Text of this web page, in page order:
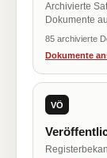
Archivierte
Dokumente
85 archivierte
Dokumente
VÖ